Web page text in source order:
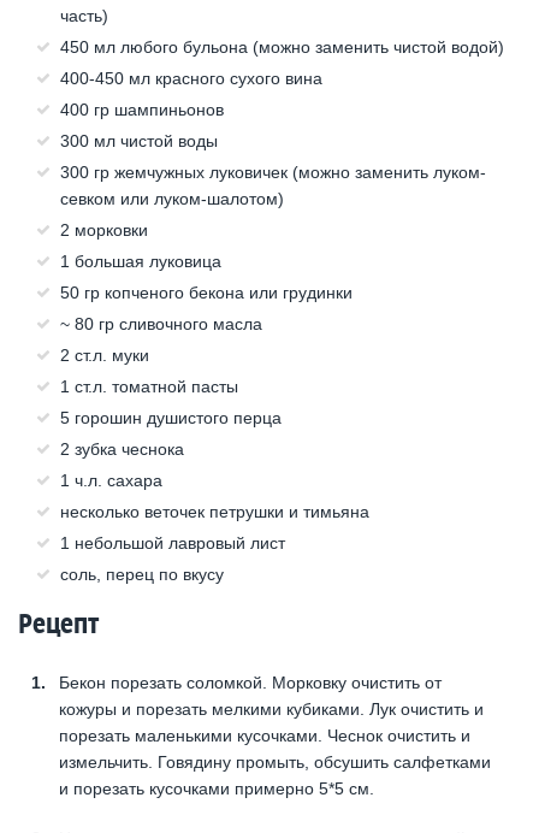
часть)
450 мл любого бульона (можно заменить чистой водой)
400-450 мл красного сухого вина
400 гр шампиньонов
300 мл чистой воды
300 гр жемчужных луковичек (можно заменить луком-
севком или луком-шалотом)
2 морковки
1 большая луковица
50 гр копченого бекона или грудинки
~ 80 гр сливочного масла
2 ст.л. муки
1 ст.л. томатной пасты
5 горошин душистого перца
2 зубка чеснока
1 ч.л. сахара
несколько веточек петрушки и тимьяна
1 небольшой лавровый лист
соль, перец по вкусу
Рецепт
Бекон порезать соломкой. Морковку очистить от
кожуры и порезать мелкими кубиками. Лук очистить и
порезать маленькими кусочками. Чеснок очистить и
измельчить. Говядину промыть, обсушить салфетками
и порезать кусочками примерно 5*5 см.